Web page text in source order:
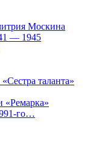
Москина
— 1945
таланта»
«Ремарка»
го…